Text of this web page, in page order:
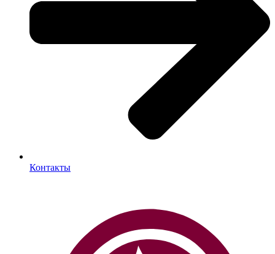
Контакты